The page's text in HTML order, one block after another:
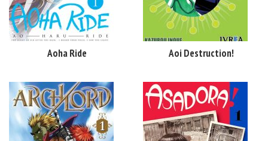
Aoha Ride Aoi Destruction!